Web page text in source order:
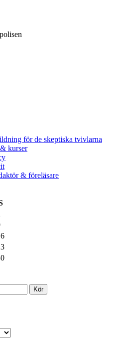
för de skeptiska tvivlarna
kurser
& föreläsare